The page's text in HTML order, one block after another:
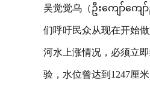
吴觉觉乌（ဦးကျော်ကျေ
们呼吁民众从现在开始
河水上涨情况，必须立
验，水位曾达到1247厘